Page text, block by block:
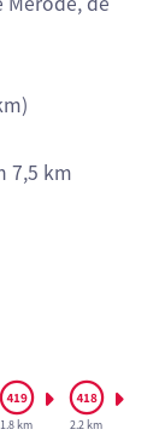
7,5 km
1.8 km 2.2 km